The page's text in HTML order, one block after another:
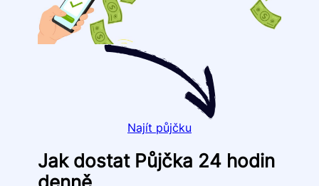
Najít půjčku
Jak dostat Půjčka 24 hodin